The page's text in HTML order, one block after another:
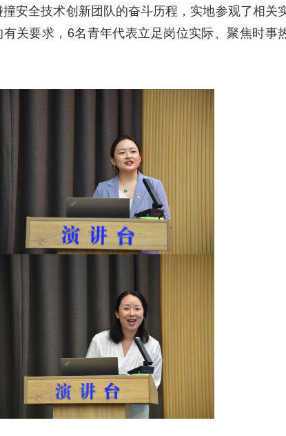
安全技术创新团队的奋斗历程，实地参观了相关
关要求，6名青年代表立足岗位实际、聚焦时事